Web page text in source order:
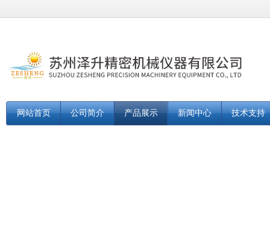
网站首页 公司简介 产品展示 新闻中心 技术支持